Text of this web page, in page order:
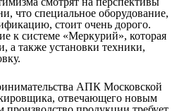
что специальное оборудование,
стоит очень дорого.
к системе «Меркурий», которая
а также установки техники,
АПК Московской
отвечающего новым